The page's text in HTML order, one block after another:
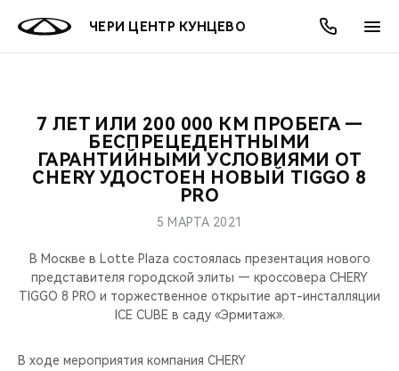
ЧЕРИ ЦЕНТР КУНЦЕВО
МОДЕЛИ
ВСЕ МОДЕЛИ
СЕДАНЫ
ПОКУПАТЕЛЯМ
ВЫБОР И ПОКУПКА
КРЕДИТ И СТРАХОВАНИЕ
ВЛАДЕЛЬЦАМ
СЕРВИС
ЗАПЧАСТИ И АКСЕССУАРЫ
ПОДДЕРЖКА
МИР CHERY
АКСЕССУАРЫ
CHERY В СОЦСЕТЯХ
БЛАГОТВОРИТЕЛЬНОСТЬ
АКЦИИ
ВЫГОДЫ И АКЦИИ
ОНЛАЙН СЕРВИСЫ
ВЫБОР И ПОКУПКА
О КОМПАНИИ
О НАС
7 ЛЕТ ИЛИ 200 000 КМ ПРОБЕГА —
БЕСПРЕЦЕДЕНТНЫМИ
ГАРАНТИЙНЫМИ УСЛОВИЯМИ ОТ
CHERY УДОСТОЕН НОВЫЙ TIGGO 8
PRO
5 МАРТА 2021
В Москве в Lotte Plaza состоялась презентация нового
представителя городской элиты — кроссовера CHERY
TIGGO 8 PRO и торжественное открытие арт-инсталляции
ICE CUBE в саду «Эрмитаж».
В ходе мероприятия компания CHERY